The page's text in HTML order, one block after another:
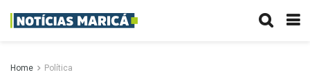
Home Política